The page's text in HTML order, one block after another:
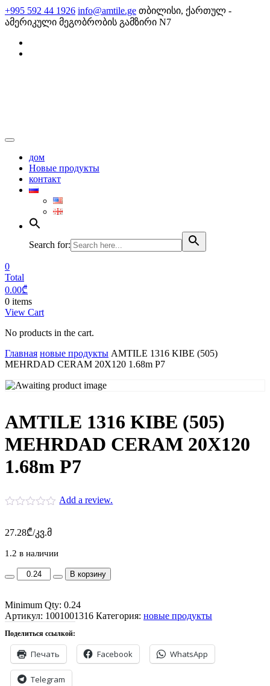
Skip
to
content
+995 592 44 1926 info@amtile.ge თბილისი, ქართულ -
ამერიკული მეგობრობის გამზირი N7
дом
Новые продукты
контакт
Search for:
0
Total
0.00₾
0 items
View Cart
No products in the cart.
Главная новые продукты AMTILE 1316 KIBE (505)
MEHRDAD CERAM 20X120 1.68m P7
AMTILE 1316 KIBE (505)
MEHRDAD CERAM 20X120
1.68m P7
Add a review.
27.28₾/კვ.მ
1.2 в наличии
AMTILE
1316
(505)
MEHRDAD
20X120
1.68m
P7
quantity
В корзину
Minimum Qty: 0.24
Артикул: 1001001316 Категория: новые продукты
Поделиться ссылкой:
Печать Facebook WhatsApp
Telegram